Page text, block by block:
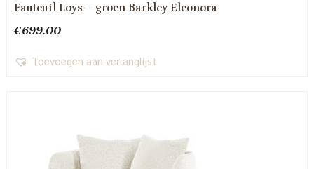
Fauteuil Loys – groen Barkley Eleonora
€699.00
Toevoegen aan verlanglijst